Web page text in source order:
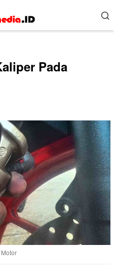
Pada